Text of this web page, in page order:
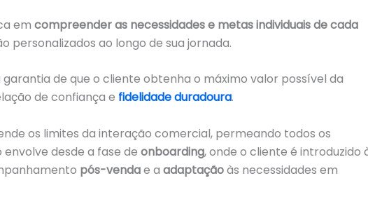
em compreender as necessidades e metas individuais de cada
personalizados ao longo de sua jornada.
de que o cliente obtenha o máximo valor possível da
de confiança e fidelidade duradoura.
os limites da interação comercial, permeando todos os
desde a fase de onboarding, onde o cliente é introduzido
pós-vendae a adaptaçãoàs necessidades em